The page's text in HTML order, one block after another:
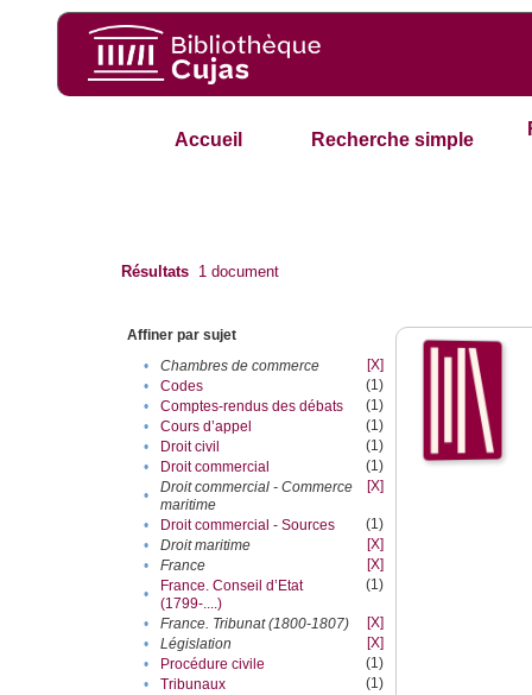
Accueil Recherche simple
Résultats 1 document
Affiner par sujet
•
Chambres de commerce
[X]
•
Codes
(1)
•
Comptes-rendus des débats
(1)
•
Cours d’appel
(1)
•
Droit civil
(1)
•
Droit commercial
(1)
•
Droit commercial - Commerce
maritime
[X]
• Droit commercial - Sources
(1)
•
Droit maritime
[X]
•
France
[X]
•
France. Conseil d’Etat
(1799-....)
(1)
• France. Tribunat (1800-1807)
[X]
•
Législation
[X]
•
Procédure civile
(1)
•
Tribunaux
(1)